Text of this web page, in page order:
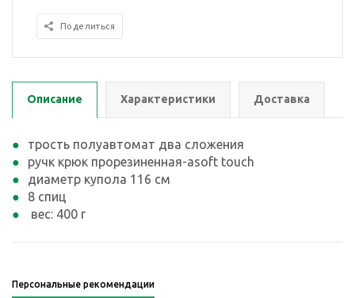
Поделиться
Описание Характеристики Доставка
трость полуавтомат два сложения
ручк крюк прорезиненная-аsoft touch
диаметр купола 116 см
8 спиц
вес: 400 г
Персональные рекомендации